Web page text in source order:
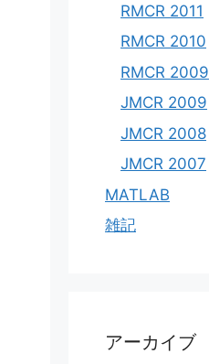
RMCR 2011
RMCR 2010
RMCR 2009
JMCR 2009
JMCR 2008
JMCR 2007
MATLAB
雑記
アーカイブ